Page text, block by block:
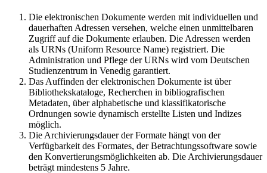
Die elektronischen Dokumente werden mit individuellen und
dauerhaften Adressen versehen, welche einen unmittelbaren
Zugriff auf die Dokumente erlauben. Die Adressen werden
als URNs (Uniform Resource Name) registriert. Die
Administration und Pflege der URNs wird vom Deutschen
Studienzentrum in Venedig garantiert.
Das Auffinden der elektronischen Dokumente ist über
Bibliothekskataloge, Recherchen in bibliografischen
Metadaten, über alphabetische und klassifikatorische
Ordnungen sowie dynamisch erstellte Listen und Indizes
möglich.
Die Archivierungsdauer der Formate hängt von der
Verfügbarkeit des Formates, der Betrachtungssoftware sowie
den Konvertierungsmöglichkeiten ab. Die Archivierungsdauer
beträgt mindestens 5 Jahre.